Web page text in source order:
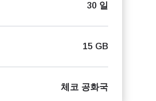
30 일
15 GB
체코 공화국